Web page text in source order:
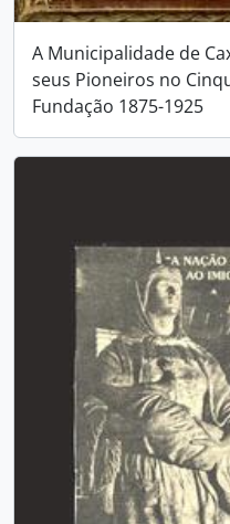
A Municipalidade de
seus Pioneiros no
Fundação 1875-1925